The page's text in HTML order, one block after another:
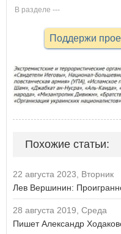
В разделе ---
Поддержи
Похожие статьи:
22 августа 2023, Вторник
Лев Вершинин:
28 августа 2019, Среда
Пишет Александр